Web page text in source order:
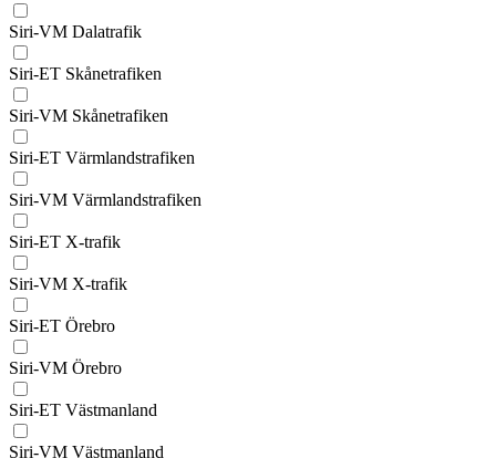
Siri-VM Dalatrafik
Siri-ET Skånetrafiken
Siri-VM Skånetrafiken
Siri-ET Värmlandstrafiken
Siri-VM Värmlandstrafiken
Siri-ET X-trafik
Siri-VM X-trafik
Siri-ET Örebro
Siri-VM Örebro
Siri-ET Västmanland
Siri-VM Västmanland